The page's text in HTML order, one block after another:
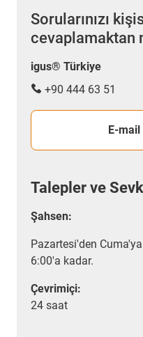
Sorularınızı
cevaplamaktan
igus® Türkiye
+90 444 63 51
E-
Talepler ve
Şahsen:
Pazartesi'den
6:00'a kadar.
Çevrimiçi:
24 saat